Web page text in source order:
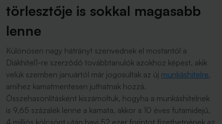
törlesztője is sokkal magasabb
lenne
Különösen nagy hátrányt szenvednek el mostantól a
Diákhitel1-re szerződő továbbtanulók azokhoz képest, akik
velük szemben januártól már jogosultak az új munkáshitelre,
amihez kamatmentesen juthatnak hozzá.
Összehasonlításként kiszámoltuk, hogyha a munkáshitelnek
is 9,65 százalék lenne a kamata, akkor a 10 éves futamidejű,
4 milliós kölcsönt után havi 52 ezer forintot fizethetnének az